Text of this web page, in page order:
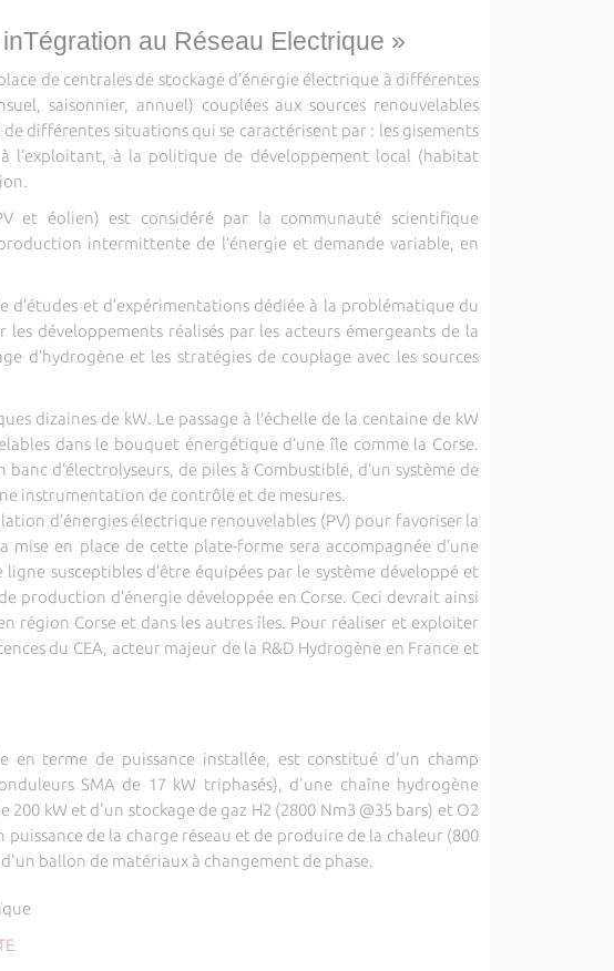
au Réseau Electrique »
de centrales de stockage d’énergie électrique à différentes
saisonnier, annuel) couplées aux sources renouvelables
différentes situations qui se caractérisent par : les gisements
l’exploitant, à la politique de développement local (habitat
et éolien) est considéré par la communauté scientifique
intermittente de l’énergie et demande variable, en
d’études et d’expérimentations dédiée à la problématique du
développements réalisés par les acteurs émergeants de la
d’hydrogène et les stratégies de couplage avec les sources
dizaines de kW. Le passage à l’échelle de la centaine de kW
dans le bouquet énergétique d’une île comme la Corse.
d’électrolyseurs, de piles à Combustible, d’un système de
instrumentation de contrôle et de mesures.
d’énergies électrique renouvelables (PV) pour favoriser la
en place de cette plate-forme sera accompagnée d’une
susceptibles d’être équipées par le système développé et
production d’énergie développée en Corse. Ceci devrait ainsi
région Corse et dans les autres îles. Pour réaliser et exploiter
du CEA, acteur majeur de la R&D Hydrogène en France et
en terme de puissance installée, est constitué d'un champ
SMA de 17 kW triphasés), d'une chaîne hydrogène
kW et d'un stockage de gaz H2 (2800 Nm3 @35 bars) et O2
de la charge réseau et de produire de la chaleur (800
ballon de matériaux à changement de phase.